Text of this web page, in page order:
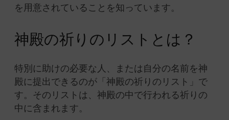
を用意されていることを知っています。
神殿の祈りのリストとは？
特別に助けの必要な人、または自分の名前を神
殿に提出できるのが「神殿の祈りのリスト」で
す。そのリストは、神殿の中で行われる祈りの
中に含まれます。